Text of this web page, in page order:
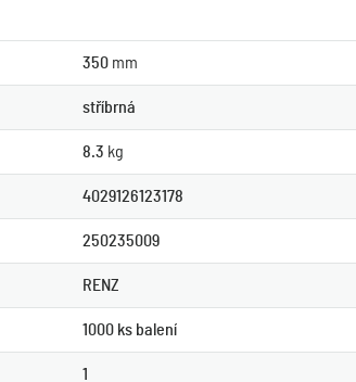
350 mm
stříbrná
8.3 kg
4029126123178
250235009
RENZ
1000 ks balení
1